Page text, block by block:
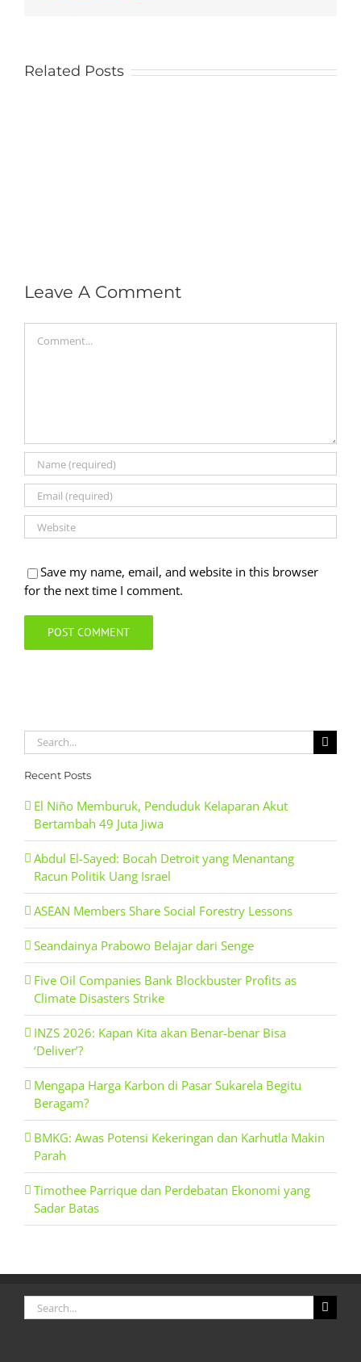
Related Posts
Leave A Comment
Save my name, email, and website in this browser
for the next time I comment.
Search
for:
Recent Posts
El Niño Memburuk, Penduduk Kelaparan Akut
Bertambah 49 Juta Jiwa
Abdul El-Sayed: Bocah Detroit yang Menantang
Racun Politik Uang Israel
ASEAN Members Share Social Forestry Lessons
Seandainya Prabowo Belajar dari Senge
Five Oil Companies Bank Blockbuster Profits as
Climate Disasters Strike
INZS 2026: Kapan Kita akan Benar-benar Bisa
‘Deliver’?
Mengapa Harga Karbon di Pasar Sukarela Begitu
Beragam?
BMKG: Awas Potensi Kekeringan dan Karhutla Makin
Parah
Timothee Parrique dan Perdebatan Ekonomi yang
Sadar Batas
Search
for: